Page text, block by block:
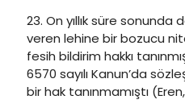
23. On yıllık süre
veren lehine bir bozucu
fesih bildirim hakkı
6570 sayılı Kanun’da
bir hak tanınmamıştı